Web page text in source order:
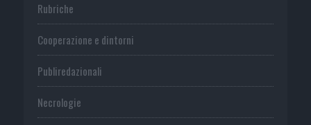
Rubriche
Cooperazione e dintorni
Publiredazionali
Necrologie